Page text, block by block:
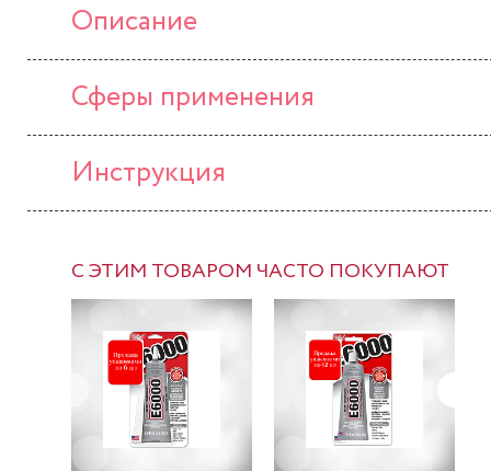
Описание
Сферы применения
Инструкция
С ЭТИМ ТОВАРОМ ЧАСТО ПОКУПАЮТ